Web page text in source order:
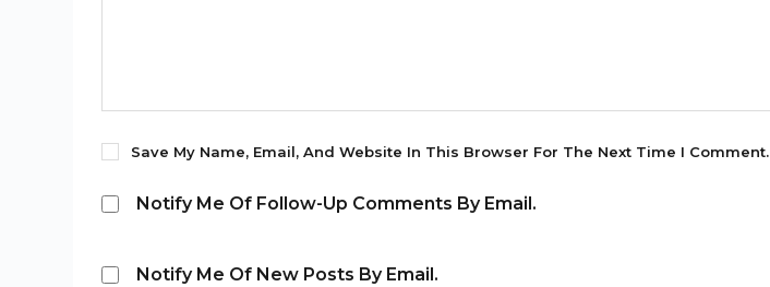
Save My Name, Email, And Website In This Browser For The Next Time I Comment.
Notify Me Of Follow-Up Comments By Email.
Notify Me Of New Posts By Email.